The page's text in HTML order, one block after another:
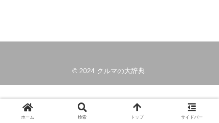
© 2024 クルマの大辞典.
ホーム 検索 トップ サイドバー